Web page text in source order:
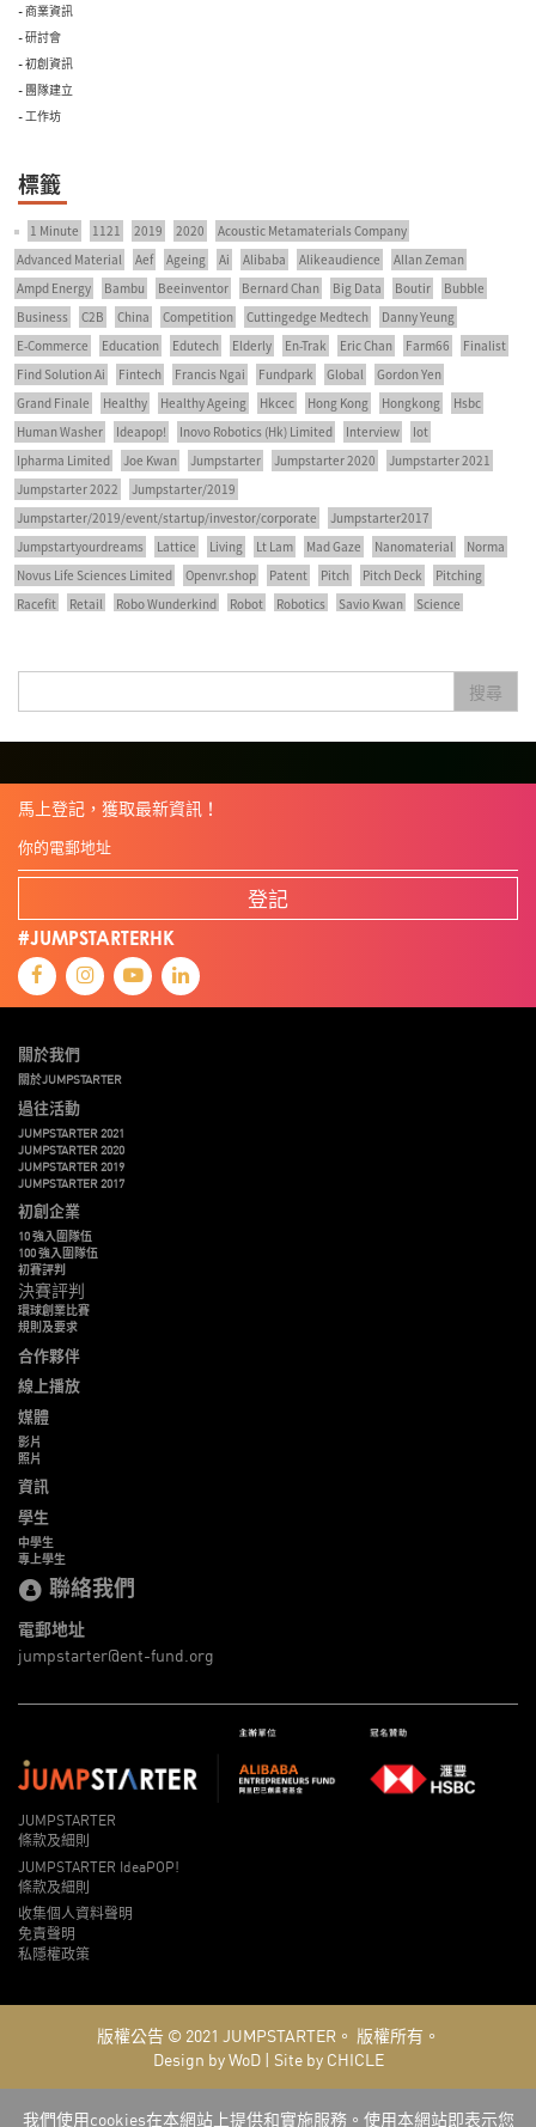
- 商業資訊
- 研討會
- 初創資訊
- 團隊建立
- 工作坊
標籤
1 Minute 1121 2019 2020
Acoustic Metamaterials Company
Advanced Material
Aef Ageing Ai Alibaba Alikeaudience
Allan Zeman
Ampd Energy
Bambu Beeinventor Bernard Chan Big Data Boutir
Bubble
Business
C2B China Competition Cuttingedge Medtech
Danny Yeung
E-Commerce
Education Edutech Elderly En-Trak Eric Chan Farm66
Finalist
Find Solution Ai
Fintech Francis Ngai Fundpark Global
Gordon Yen
Grand Finale
Healthy Healthy Ageing Hkcec Hong Kong Hongkong
Hsbc
Human Washer
Ideapop! Inovo Robotics (Hk) Limited Interview
Iot
Ipharma Limited
Joe Kwan Jumpstarter Jumpstarter 2020
Jumpstarter 2021
Jumpstarter 2022
Jumpstarter/2019
Jumpstarter/2019/event/startup/investor/corporate
Jumpstarter2017
Jumpstartyourdreams
Lattice Living Lt Lam Mad Gaze Nanomaterial
Norma
Novus Life Sciences Limited
Openvr.shop Patent Pitch Pitch Deck
Pitching
Racefit
Retail Robo Wunderkind Robot Robotics Savio Kwan
Science
Sustainability
健康老齡化
傳感器 先進物料 全港最大規模創業比賽 創業盛典
嚴震銘
盛智文
線上視頻 總決賽 蔡曉慧
搜尋
馬上登記，獲取最新資訊！
登記
#JUMPSTARTERHK
關於我們
關於JUMPSTARTER
過往活動
JUMPSTARTER 2021
JUMPSTARTER 2020
JUMPSTARTER 2019
JUMPSTARTER 2017
初創企業
10 強入圍隊伍
100 強入圍隊伍
初賽評判
決賽評判
環球創業比賽
規則及要求
合作夥伴
線上播放
媒體
影片
照片
資訊
學生
中學生
專上學生
聯絡我們
電郵地址
jumpstarter@ent-fund.org
JUMPSTARTER
條款及細則
JUMPSTARTER IdeaPOP!
條款及細則
收集個人資料聲明
免責聲明
私隱權政策
版權公告 © 2021 JUMPSTARTER。 版權所有。
Design by WoD| Site by CHICLE
我們使用cookies在本網站上提供和實施服務。使用本網站即表示您